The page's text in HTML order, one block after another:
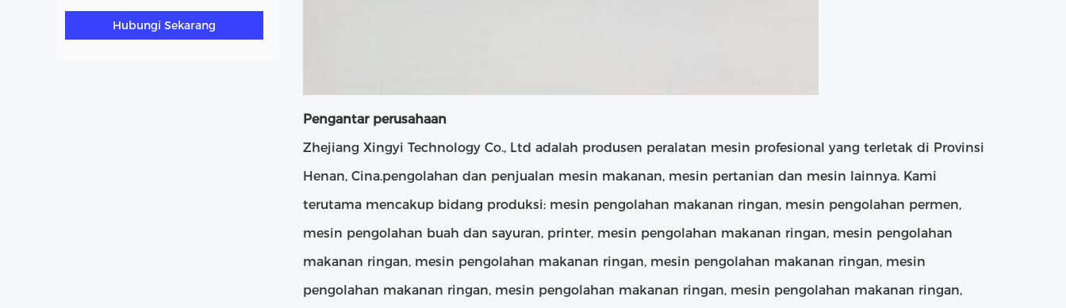
Hubungi Sekarang
Pengantar perusahaan
Zhejiang Xingyi Technology Co., Ltd adalah produsen peralatan mesin profesional yang terletak di Provinsi
Henan, Cina.pengolahan dan penjualan mesin makanan, mesin pertanian dan mesin lainnya. Kami
terutama mencakup bidang produksi: mesin pengolahan makanan ringan, mesin pengolahan permen,
mesin pengolahan buah dan sayuran, printer, mesin pengolahan makanan ringan, mesin pengolahan
makanan ringan, mesin pengolahan makanan ringan, mesin pengolahan makanan ringan, mesin
pengolahan makanan ringan, mesin pengolahan makanan ringan, mesin pengolahan makanan ringan,